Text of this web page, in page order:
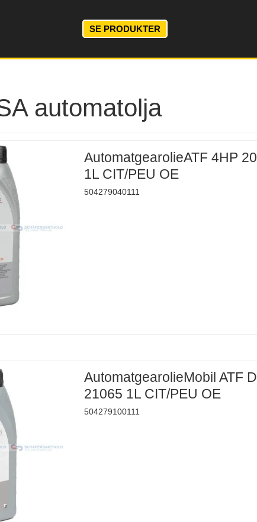
SE PRODUKTER
automatolja
AutomatgearolieATF 4HP 20
1L CIT/PEU OE
504279040111
AutomatgearolieMobil ATF D
21065 1L CIT/PEU OE
504279100111